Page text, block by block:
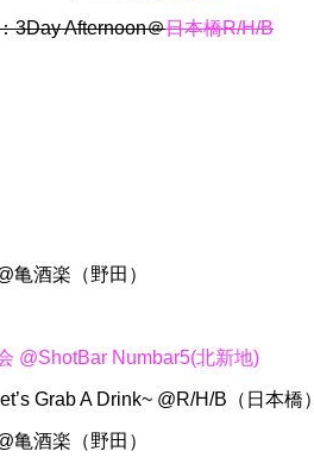
3Day Afternoon＠日本橋R/H/B
亀酒楽（野田）
@ShotBar Numbar5(北新地)
Grab A Drink~ @R/H/B（日本橋）
亀酒楽（野田）